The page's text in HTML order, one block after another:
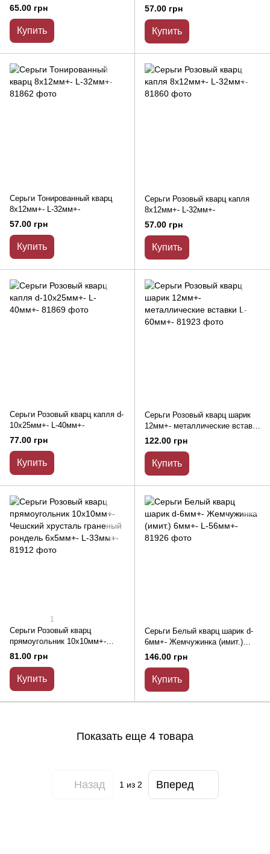
65.00 грн
Купить
57.00 грн
Купить
Серьги Тонированный кварц
8х12мм+- L-32мм+-
57.00 грн
Купить
Серьги Розовый кварц капля
8х12мм+- L-32мм+-
57.00 грн
Купить
Серьги Розовый кварц капля d-
10х25мм+- L-40мм+-
77.00 грн
Купить
Серьги Розовый кварц шарик
12мм+- металлические вставки
L-60мм+-
122.00 грн
Купить
1
Серьги Розовый кварц
прямоугольник 10х10мм+-
Чешский хрусталь граненый
рондель 6х5мм+- L-33мм+-
81.00 грн
Купить
Серьги Белый кварц шарик d-
6мм+- Жемчужинка (имит.)
6мм+- L-56мм+-
146.00 грн
Купить
Показать еще 4 товара
Назад 1из 2 Вперед